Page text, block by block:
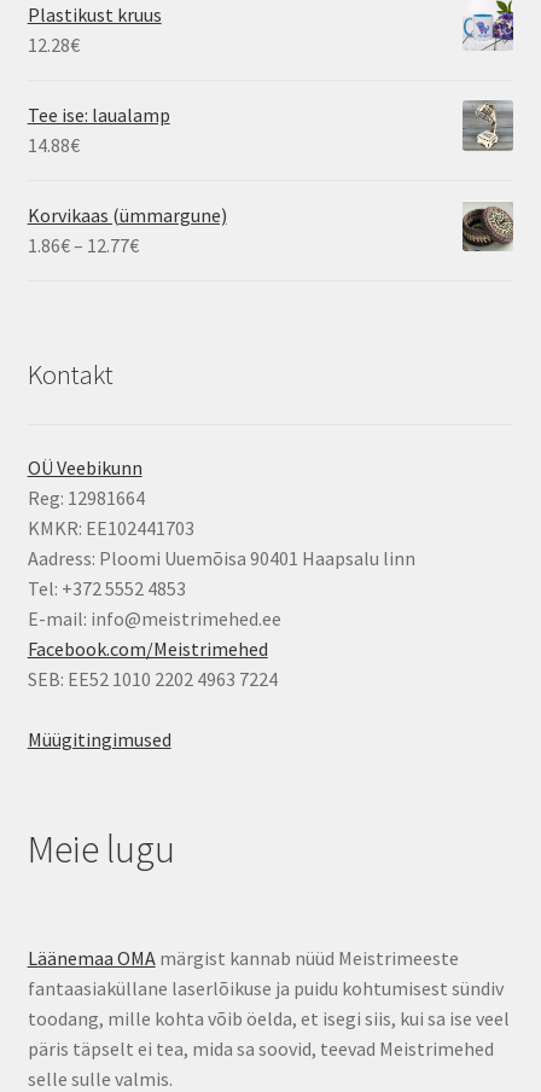
Plastikust kruus
12.28€
Tee ise: laualamp
14.88€
Korvikaas (ümmargune)
1.86€– 12.77€Hinnavahemik:
Kontakt
OÜ Veebikunn
Reg: 12981664
KMKR: EE102441703
Aadress: Ploomi Uuemõisa 90401 Haapsalu linn
Tel: +372 5552 4853
E-mail: info@meistrimehed.ee
Facebook.com/Meistrimehed
SEB: EE52 1010 2202 4963 7224
Müügitingimused
Meie lugu
Läänemaa OMAmärgist kannab nüüd Meistrimeeste
fantaasiaküllane laserlõikuse ja puidu kohtumisest sündiv
toodang, mille kohta võib öelda, et isegi siis, kui sa ise veel
päris täpselt ei tea, mida sa soovid, teevad Meistrimehed
selle sulle valmis.